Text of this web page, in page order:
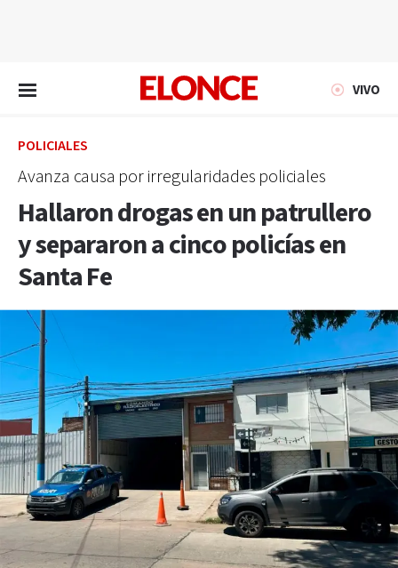
VIVO
POLICIALES
Avanza causa por irregularidades policiales
Hallaron drogas en un patrullero
y separaron a cinco policías en
Santa Fe